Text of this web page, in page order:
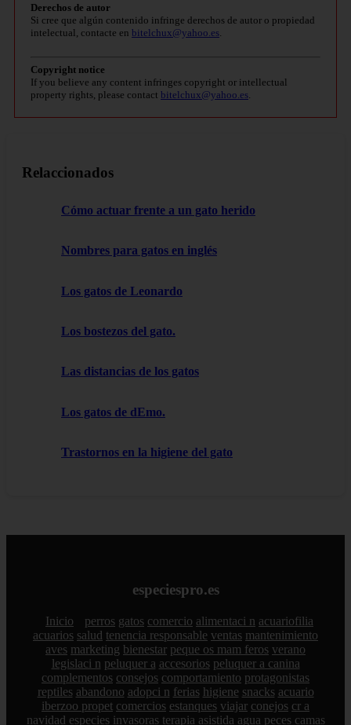
Derechos de autor
Si cree que algún contenido infringe derechos de autor o propiedad
intelectual, contacte en bitelchux@yahoo.es
Copyright notice
If you believe any content infringes copyright or intellectual
property rights, please contact bitelchux@yahoo.es
Relaccionados
Cómo actuar frente a un gato herido
Nombres para gatos en inglés
Los gatos de Leonardo
Los bostezos del gato.
Las distancias de los gatos
Los gatos de dEmo.
Trastornos en la higiene del gato
especiespro.es
Inicio perros gatos comercio alimentaci n acuariofilia
acuarios salud tenencia responsable ventas mantenimiento
aves marketing bienestar peque os mam feros verano
legislaci n peluquer a accesorios peluquer a canina
complementos consejos comportamiento protagonistas
reptiles abandono adopci n ferias higiene snacks acuario
iberzoo propet comercios estanques viajar conejos cr a
navidad especies invasoras terapia asistida agua peces camas